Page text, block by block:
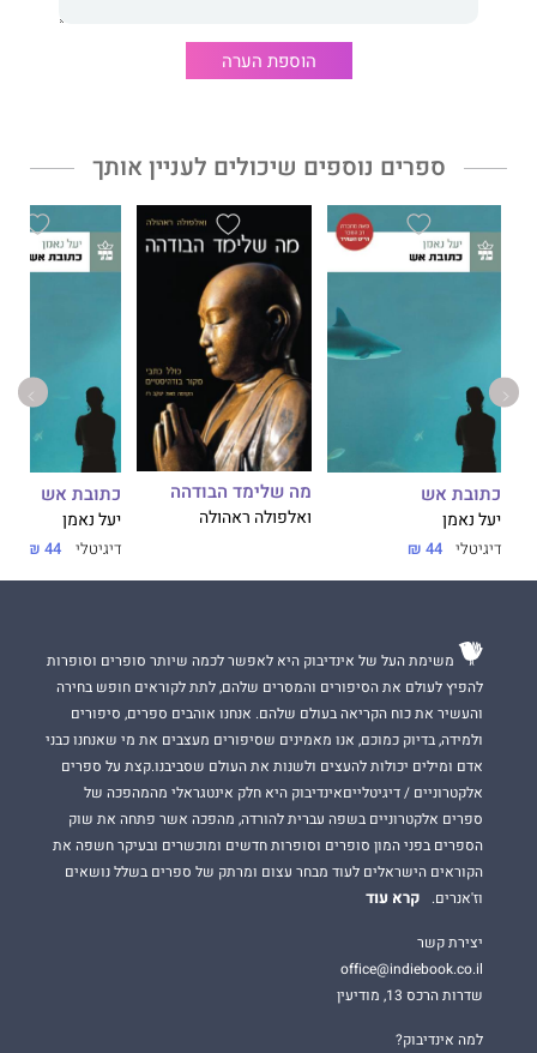
פיפילד
‬הצפונית".
‬הגרדיאן
הוספת הערה
ספרים נוספים שיכולים לעניין אותך
כתובת אש
יעל נאמן
דיגיטלי 44 ₪
מה שלימד הבודהה
ואלפולה ראהולה
כתובת אש
יעל נאמן
דיגיטלי 44 ₪
משימת העל של אינדיבוק היא לאפשר לכמה שיותר סופרים וסופרות
להפיץ לעולם את הסיפורים והמסרים שלהם, לתת לקוראים חופש בחירה
והעשיר את כוח הקריאה בעולם שלהם. אנחנו אוהבים ספרים, סיפורים
ולמידה, בדיוק כמוכם, אנו מאמינים שסיפורים מעצבים את מי שאנחנו כבני
אדם ומילים יכולות להעצים ולשנות את העולם שסביבנו.קצת על ספרים
אלקטרוניים / דיגיטלייםאינדיבוק היא חלק אינטגראלי מהמהפכה של
ספרים אלקטרוניים בשפה עברית להורדה, מהפכה אשר פתחה את שוק
הספרים בפני המון סופרים וסופרות חדשים ומוכשרים ובעיקר חשפה את
הקוראים הישראלים לעוד מבחר עצום ומרתק של ספרים בשלל נושאים
וז'אנרים.
קרא עוד
יצירת קשר
office@indiebook.co.il
שדרות הרכס 13, מודיעין
למה אינדיבוק?